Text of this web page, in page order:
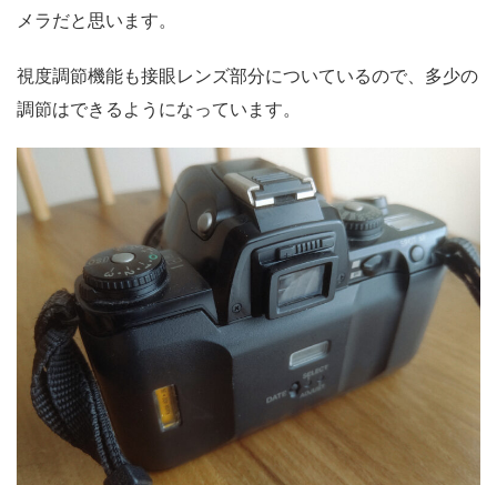
メラだと思います。
視度調節機能も接眼レンズ部分についているので、多少の
調節はできるようになっています。